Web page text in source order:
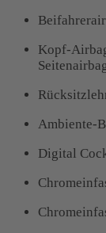
Kopf-
Ambiente-
Digital